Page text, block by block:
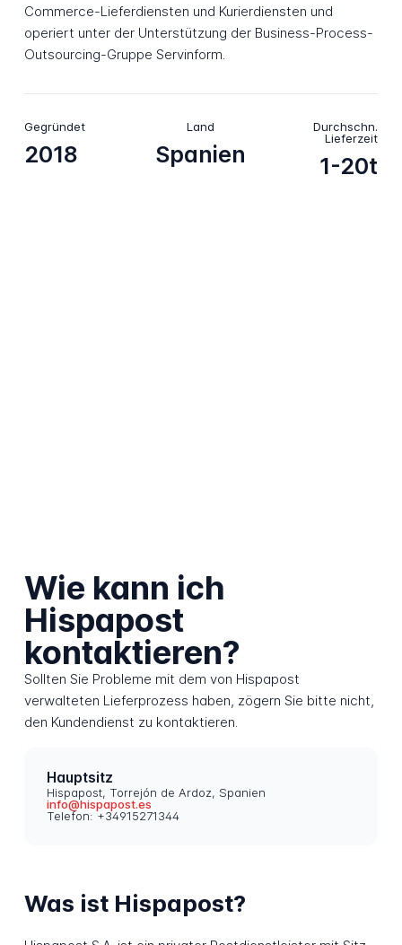
Commerce-Lieferdiensten und Kurierdiensten und
operiert unter der Unterstützung der Business-Process-
Outsourcing-Gruppe Servinform.
Gegründet
2018
Land
Spanien
Durchschn.
Lieferzeit
1-20t
Wie kann ich
Hispapost
kontaktieren?
Sollten Sie Probleme mit dem von Hispapost
verwalteten Lieferprozess haben, zögern Sie bitte nicht,
den Kundendienst zu kontaktieren.
Hauptsitz
Hispapost, Torrejón de Ardoz, Spanien
info@hispapost.es
Telefon: +34915271344
Was ist Hispapost?